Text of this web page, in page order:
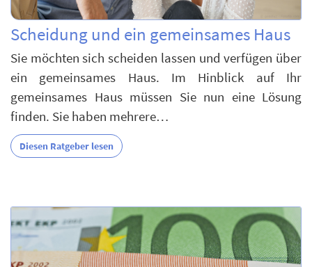
Scheidung und ein gemeinsames Haus
Sie möchten sich scheiden lassen und verfügen über
ein gemeinsames Haus. Im Hinblick auf Ihr
gemeinsames Haus müssen Sie nun eine Lösung
finden. Sie haben mehrere…
Diesen Ratgeber lesen